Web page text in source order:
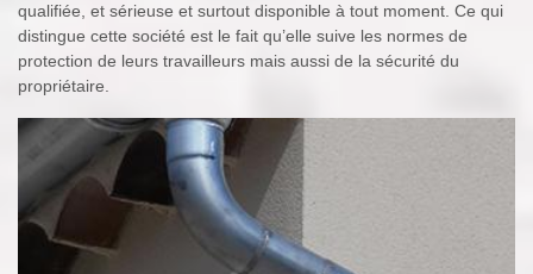
qualifiée, et sérieuse et surtout disponible à tout moment. Ce qui
distingue cette société est le fait qu’elle suive les normes de
protection de leurs travailleurs mais aussi de la sécurité du
propriétaire.